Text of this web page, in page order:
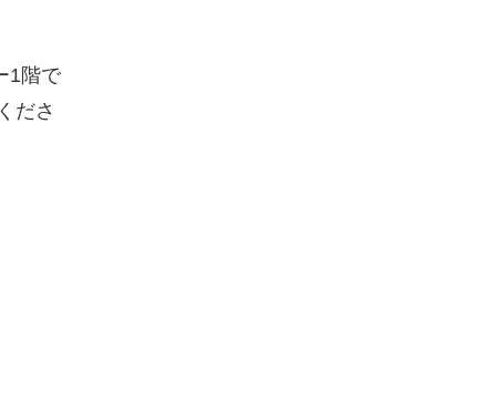
1階で
ださ